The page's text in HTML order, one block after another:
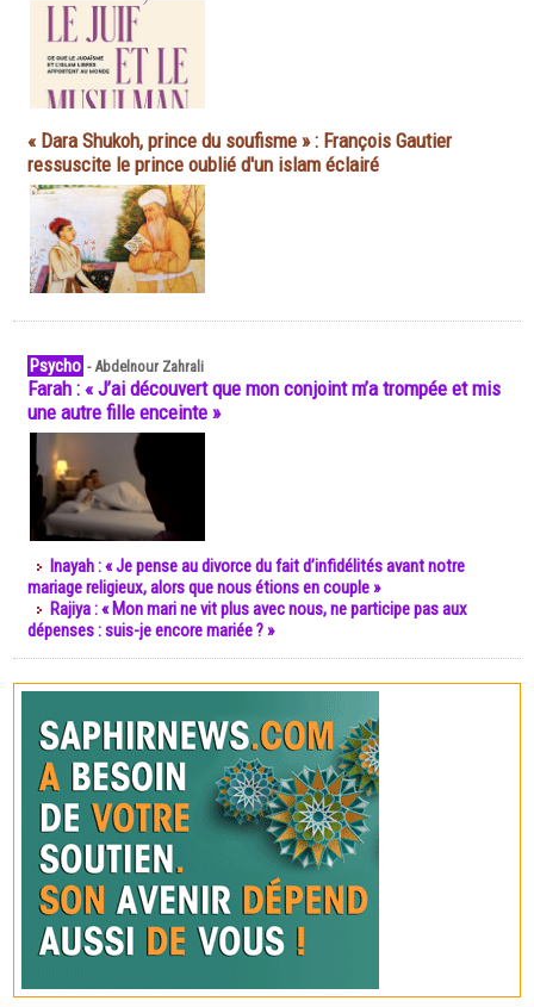
« Dara Shukoh, prince du soufisme » : François Gautier
ressuscite le prince oublié d'un islam éclairé
Psycho -Abdelnour Zahrali
Farah : « J’ai découvert que mon conjoint m’a trompée et mis
une autre fille enceinte »
Inayah : « Je pense au divorce du fait d’infidélités avant notre
mariage religieux, alors que nous étions en couple »
Rajiya : « Mon mari ne vit plus avec nous, ne participe pas aux
dépenses : suis-je encore mariée ? »